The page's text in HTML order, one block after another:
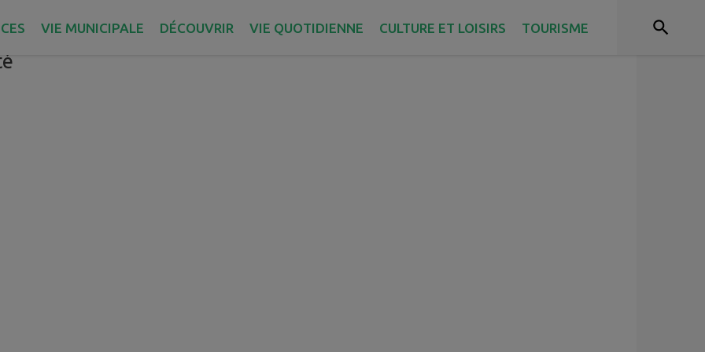
VIE MUNICIPALE DÉCOUVRIR VIE QUOTIDIENNE CULTURE ET LOISIRS TOURISME